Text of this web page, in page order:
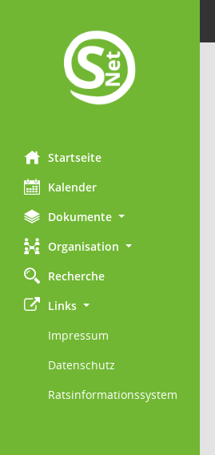
Startseite
Kalender
Dokumente
Organisation
Recherche
Links
Impressum
Datenschutz
Ratsinformationssystem